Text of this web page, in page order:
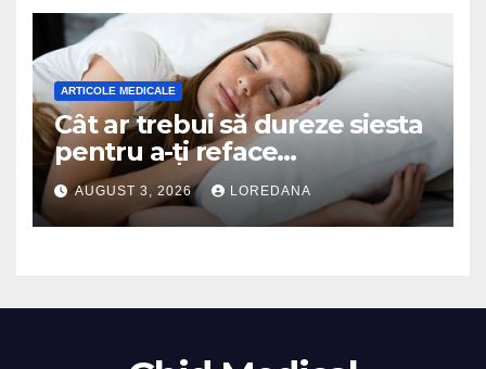
ARTICOLE MEDICALE
Cât ar trebui să dureze siesta
pentru a-ți reface
organismul? Specialiștii
explică durata ideală a
somnului de după-amiază
AUGUST 3, 2026 LOREDANA